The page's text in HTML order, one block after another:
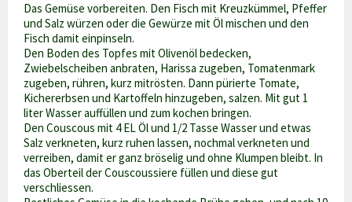
Das Gemüse vorbereiten. Den Fisch mit Kreuzkümmel, Pfeffer
und Salz würzen oder die Gewürze mit Öl mischen und den
Fisch damit einpinseln.
Den Boden des Topfes mit Olivenöl bedecken,
Zwiebelscheiben anbraten, Harissa zugeben, Tomatenmark
zugeben, rühren, kurz mitrösten. Dann pürierte Tomate,
Kichererbsen und Kartoffeln hinzugeben, salzen. Mit gut 1
liter Wasser auffüllen und zum kochen bringen.
Den Couscous mit 4 EL Öl und 1/2 Tasse Wasser und etwas
Salz verkneten, kurz ruhen lassen, nochmal verkneten und
verreiben, damit er ganz bröselig und ohne Klumpen bleibt. In
das Oberteil der Couscoussiere füllen und diese gut
verschliessen.